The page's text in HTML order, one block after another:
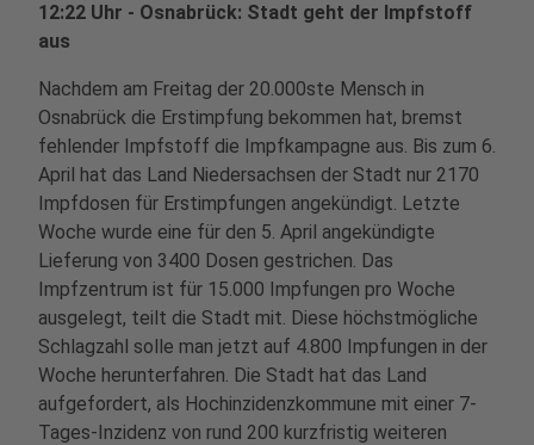
12:22 Uhr - Osnabrück: Stadt geht der Impfstoff
aus
Nachdem am Freitag der 20.000ste Mensch in
Osnabrück die Erstimpfung bekommen hat, bremst
fehlender Impfstoff die Impfkampagne aus. Bis zum 6.
April hat das Land Niedersachsen der Stadt nur 2170
Impfdosen für Erstimpfungen angekündigt. Letzte
Woche wurde eine für den 5. April angekündigte
Lieferung von 3400 Dosen gestrichen. Das
Impfzentrum ist für 15.000 Impfungen pro Woche
ausgelegt, teilt die Stadt mit. Diese höchstmögliche
Schlagzahl solle man jetzt auf 4.800 Impfungen in der
Woche herunterfahren. Die Stadt hat das Land
aufgefordert, als Hochinzidenzkommune mit einer 7-
Tages-Inzidenz von rund 200 kurzfristig weiteren